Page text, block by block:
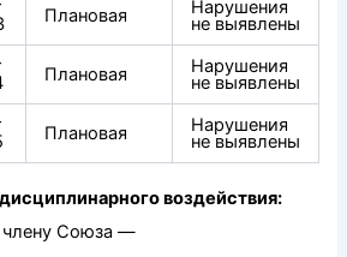
Плановая Нарушения
не выявлены
Плановая Нарушения
не выявлены
Плановая Нарушения
не выявлены
воздействия:
члену Союза —